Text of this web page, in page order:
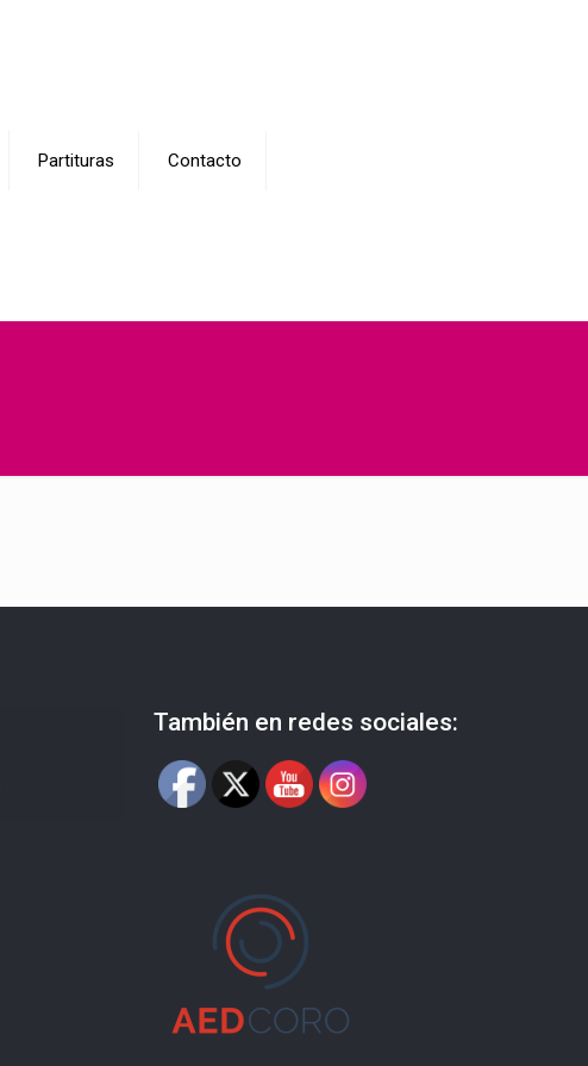
Partituras Contacto
También en redes sociales: